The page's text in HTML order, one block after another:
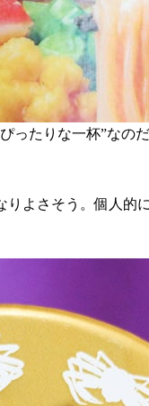
たりな一杯”な
よさそう。個人的